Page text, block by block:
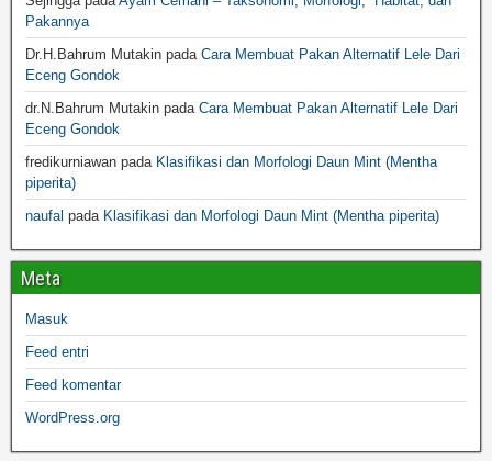
Pakannya
Dr.H.Bahrum Mutakin pada Cara Membuat Pakan Alternatif Lele Dari
Eceng Gondok
dr.N.Bahrum Mutakin pada Cara Membuat Pakan Alternatif Lele Dari
Eceng Gondok
fredikurniawan pada Klasifikasi dan Morfologi Daun Mint (Mentha
piperita)
naufal pada Klasifikasi dan Morfologi Daun Mint (Mentha piperita)
Meta
Masuk
Feed entri
Feed komentar
WordPress.org